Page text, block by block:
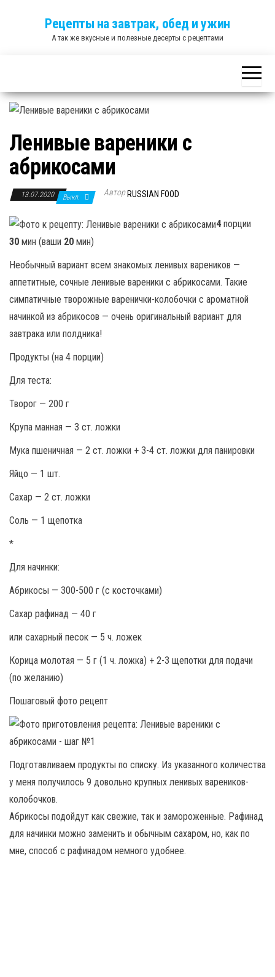
Рецепты на завтрак, обед и ужин
А так же вкусные и полезные десерты с рецептами
Ленивые вареники с
абрикосами
13.07.2020 Выкл. Автор RUSSIAN FOOD
4порции
30 мин (ваши 20 мин)
Необычный вариант всем знакомых ленивых вареников —
аппетитные, сочные ленивые вареники с абрикосами. Такие
симпатичные творожные варенички-колобочки с ароматной
начинкой из абрикосов — очень оригинальный вариант для
завтрака или полдника!
Продукты (на 4 порции)
Для теста:
Творог — 200 г
Крупа манная — 3 ст. ложки
Мука пшеничная — 2 ст. ложки + 3-4 ст. ложки для панировки
Яйцо — 1 шт.
Сахар — 2 ст. ложки
Соль — 1 щепотка
*
Для начинки:
Абрикосы — 300-500 г (с косточками)
Сахар рафинад — 40 г
или сахарный песок — 5 ч. ложек
Корица молотая — 5 г (1 ч. ложка) + 2-3 щепотки для подачи
(по желанию)
Пошаговый фото рецепт
Подготавливаем продукты по списку. Из указанного количества
у меня получилось 9 довольно крупных ленивых вареников-
колобочков.
Абрикосы подойдут как свежие, так и замороженные. Рафинад
для начинки можно заменить и обычным сахаром, но, как по
мне, способ с рафинадом немного удобнее.